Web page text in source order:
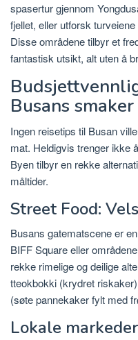
spasertur gjennom
fjellet, eller utforsk
Disse områdene tilbyr et
fantastisk utsikt, alt uten å
Busans smaker
Ingen reisetips til Busan
mat. Heldigvis trenger ikke
Byen tilbyr en rekke
måltider.
Street Food:
Busans gatematscene er
BIFF Square eller
rekke rimelige og deilige
tteokbokki (krydret
(søte pannekaker fylt med
Lokale